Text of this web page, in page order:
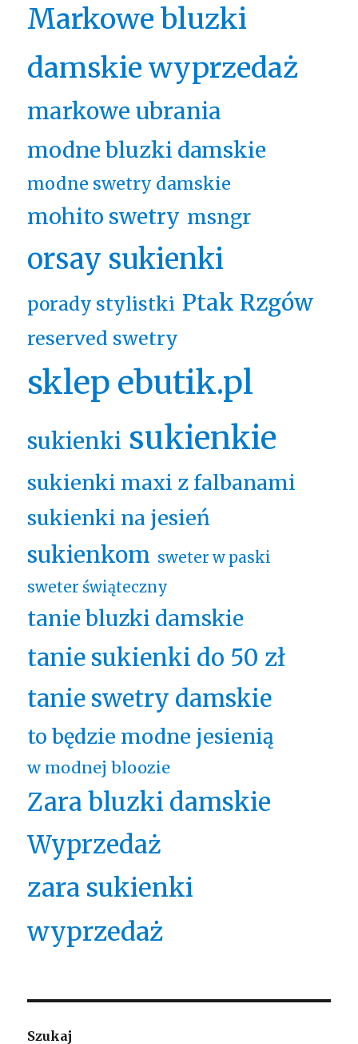
Markowe bluzki
damskie wyprzedaż
markowe ubrania
modne bluzki damskie
modne swetry damskie
mohito swetry msngr
orsay sukienki
porady stylistki Ptak Rzgów
reserved swetry
sklep ebutik.pl
sukienki sukienkie
sukienki maxi z falbanami
sukienki na jesień
sukienkom sweter w paski
sweter świąteczny
tanie bluzki damskie
tanie sukienki do 50 zł
tanie swetry damskie
to będzie modne jesienią
w modnej bloozie
Zara bluzki damskie
Wyprzedaż
zara sukienki
wyprzedaż
Szukaj